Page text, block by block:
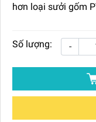
hơn loại sưởi gốm
Số lượng: -